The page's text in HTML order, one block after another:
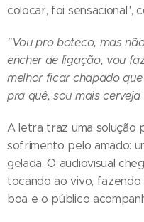
colocar, foi sensacional",
"Vou pro boteco, mas
encher de ligação, vou
melhor ficar chapado
pra quê, sou mais
A letra traz uma solução
sofrimento pelo amado:
gelada. O audiovisual
tocando ao vivo,
boa e o público